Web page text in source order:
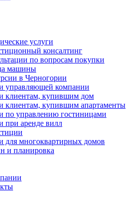
услуги
консалтинг
по вопросам покупки
машины
в Черногории
управляющей компании
клиентам, купившим дом
клиентам, купившим апартаменты
по управлению гостиницами
при аренде вилл
для многоквартирных домов
и планировка